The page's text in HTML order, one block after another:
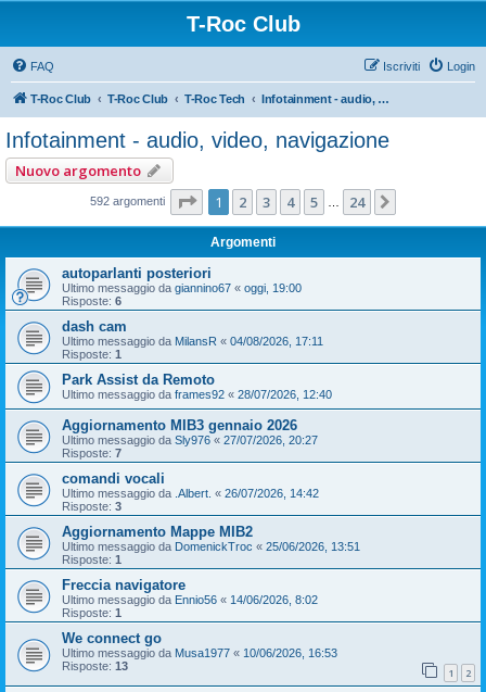
T-Roc Club
FAQ Login
Iscriviti
T-Roc Club T-Roc Club T-Roc Tech Infotainment - audio, video, navigazione
Infotainment - audio, video, navigazione
Nuovo argomento
592 argomenti Pagina di 24
1 2 3 4 5 24
Argomenti
autoparlanti posteriori
Ultimo messaggio da giannino67 « oggi, 19:00
Risposte: 6
dash cam
Ultimo messaggio da MilansR « 04/08/2026, 17:11
Risposte: 1
Park Assist da Remoto
Ultimo messaggio da frames92 « 28/07/2026, 12:40
Aggiornamento MIB3 gennaio 2026
Ultimo messaggio da Sly976 « 27/07/2026, 20:27
Risposte: 7
comandi vocali
Ultimo messaggio da .Albert. « 26/07/2026, 14:42
Risposte: 3
Aggiornamento Mappe MIB2
Ultimo messaggio da DomenickTroc « 25/06/2026, 13:51
Risposte: 1
Freccia navigatore
Ultimo messaggio da Ennio56 « 14/06/2026, 8:02
Risposte: 1
We connect go
Ultimo messaggio da Musa1977 « 10/06/2026, 16:53
Risposte: 13 1 2